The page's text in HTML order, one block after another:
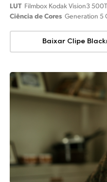
LUT Filmbox Kodak Vision3 500T
Ciência de Cores Generation 5
Baixar Clipe